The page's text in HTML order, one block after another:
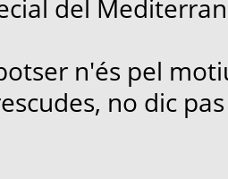
del
n'és pel
no dic